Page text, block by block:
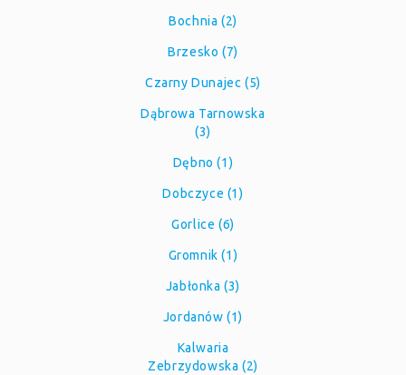
Bochnia (2)
Brzesko (7)
Czarny Dunajec (5)
Dąbrowa Tarnowska
(3)
Dębno (1)
Dobczyce (1)
Gorlice (6)
Gromnik (1)
Jabłonka (3)
Jordanów (1)
Kalwaria
Zebrzydowska (2)